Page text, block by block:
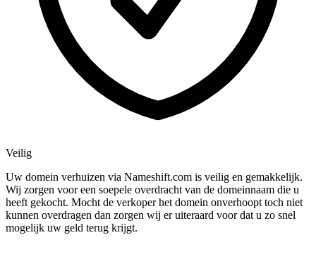
Veilig
Uw domein verhuizen via Nameshift.com is veilig en gemakkelijk.
Wij zorgen voor een soepele overdracht van de domeinnaam die u
heeft gekocht. Mocht de verkoper het domein onverhoopt toch niet
kunnen overdragen dan zorgen wij er uiteraard voor dat u zo snel
mogelijk uw geld terug krijgt.